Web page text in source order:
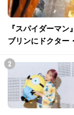
『スパイダーマ
ブリンにドクター